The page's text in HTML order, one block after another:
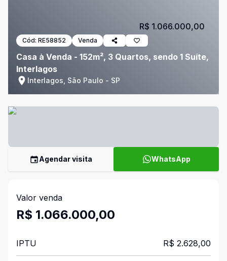
Cód: RE58852 Venda
Casa à Venda - 152m², 3 Quartos, sendo 1 Suíte,
Interlagos
Interlagos, São Paulo - SP
R$ 1.066.000,00
Agendar visita WhatsApp
Valor venda
R$ 1.066.000,00
IPTU R$ 2.628,00